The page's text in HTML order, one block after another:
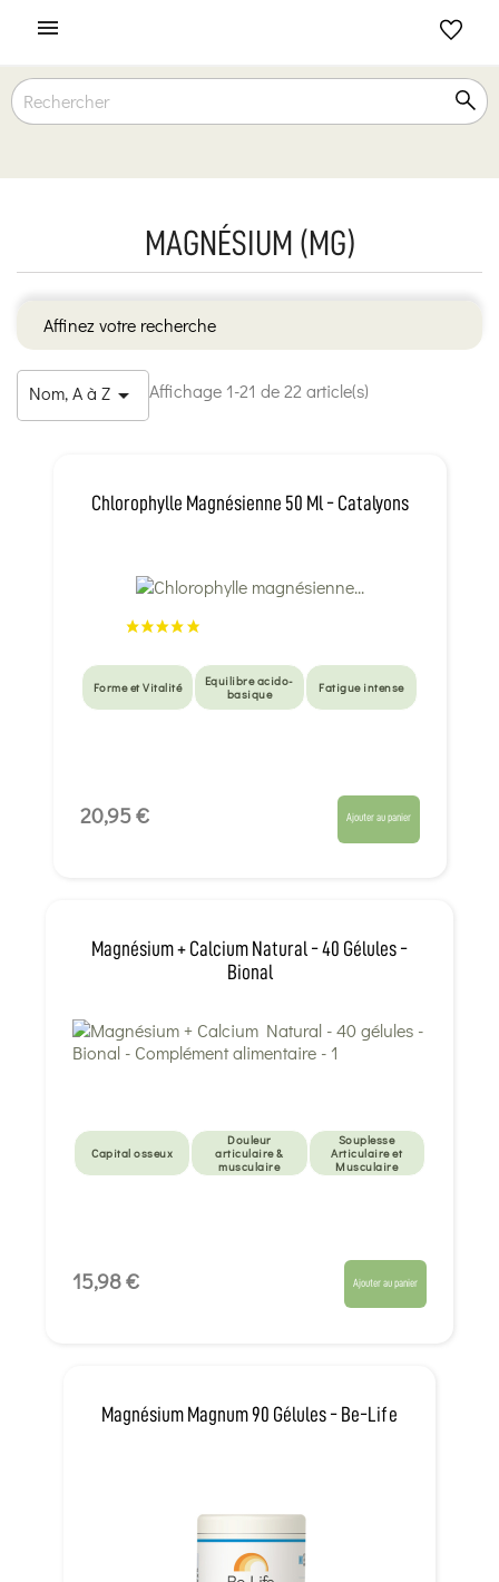

MAGNÉSIUM (MG)
Affinez votre recherche
Nom, A à Z  Affichage 1-21 de 22 article(s)
Chlorophylle Magnésienne 50 Ml - Catalyons
Forme et Vitalité
Equilibre acido-
basique
Fatigue intense
20,95 € Ajouter au panier
Magnésium + Calcium Natural - 40 Gélules -
Bional
Capital osseux
Douleur
articulaire &
musculaire
Souplesse
Articulaire et
Musculaire
15,98 € Ajouter au panier
Magnésium Magnum 90 Gélules - Be-Life